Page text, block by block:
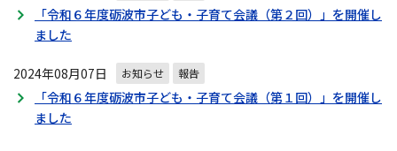
「令和６年度砺波市子ども・子育て会議（第２回）」を開催し
ました
2024年08月07日 お知らせ 報告
「令和６年度砺波市子ども・子育て会議（第１回）」を開催し
ました